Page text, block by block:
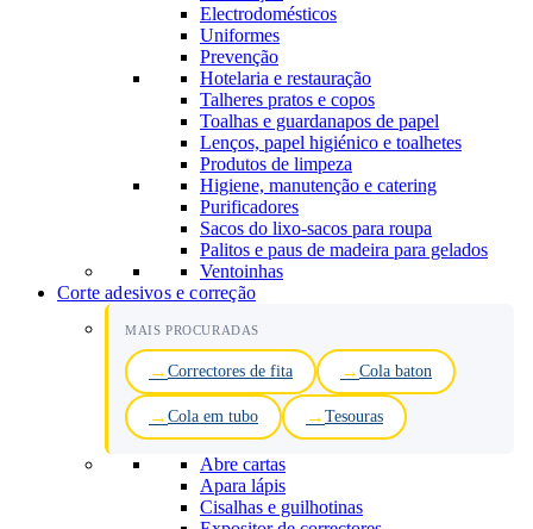
Electrodomésticos
Uniformes
Prevenção
Hotelaria e restauração
Talheres pratos e copos
Toalhas e guardanapos de papel
Lenços, papel higiénico e toalhetes
Produtos de limpeza
Higiene, manutenção e catering
Purificadores
Sacos do lixo-sacos para roupa
Palitos e paus de madeira para gelados
Ventoinhas
Corte adesivos e correção
MAIS PROCURADAS
Correctores de fita Cola baton
Cola em tubo Tesouras
Abre cartas
Apara lápis
Cisalhas e guilhotinas